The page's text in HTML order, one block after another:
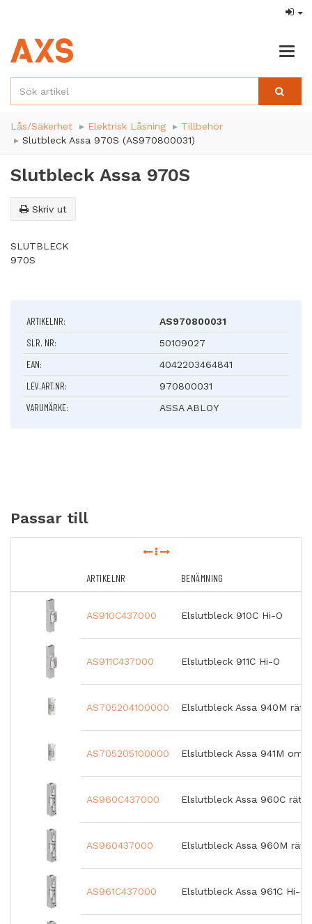
Lås/Säkerhet Elektrisk Låsning
Tillbehör
Slutbleck Assa 970S (AS970800031)
Slutbleck Assa 970S
Skriv ut
SLUTBLECK
970S
ARTIKELNR: AS970800031
SLR. NR: 50109027
EAN: 4042203464841
LEV.ART.NR: 970800031
VARUMÄRKE: ASSA ABLOY
Passar till
ARTIKELNR BENÄMNING
AS910C437000 Elslutbleck 910C Hi-O
AS911C437000 Elslutbleck 911C Hi-O
AS705204100000 Elslutbleck Assa 940M
AS705205100000 Elslutbleck Assa 941M
AS960C437000 Elslutbleck Assa 960C
AS960437000 Elslutbleck Assa 960M
AS961C437000 Elslutbleck Assa 961C Hi-O